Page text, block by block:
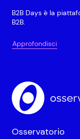
B2B Days è la
B2B.
Approfondisci
Osservatorio